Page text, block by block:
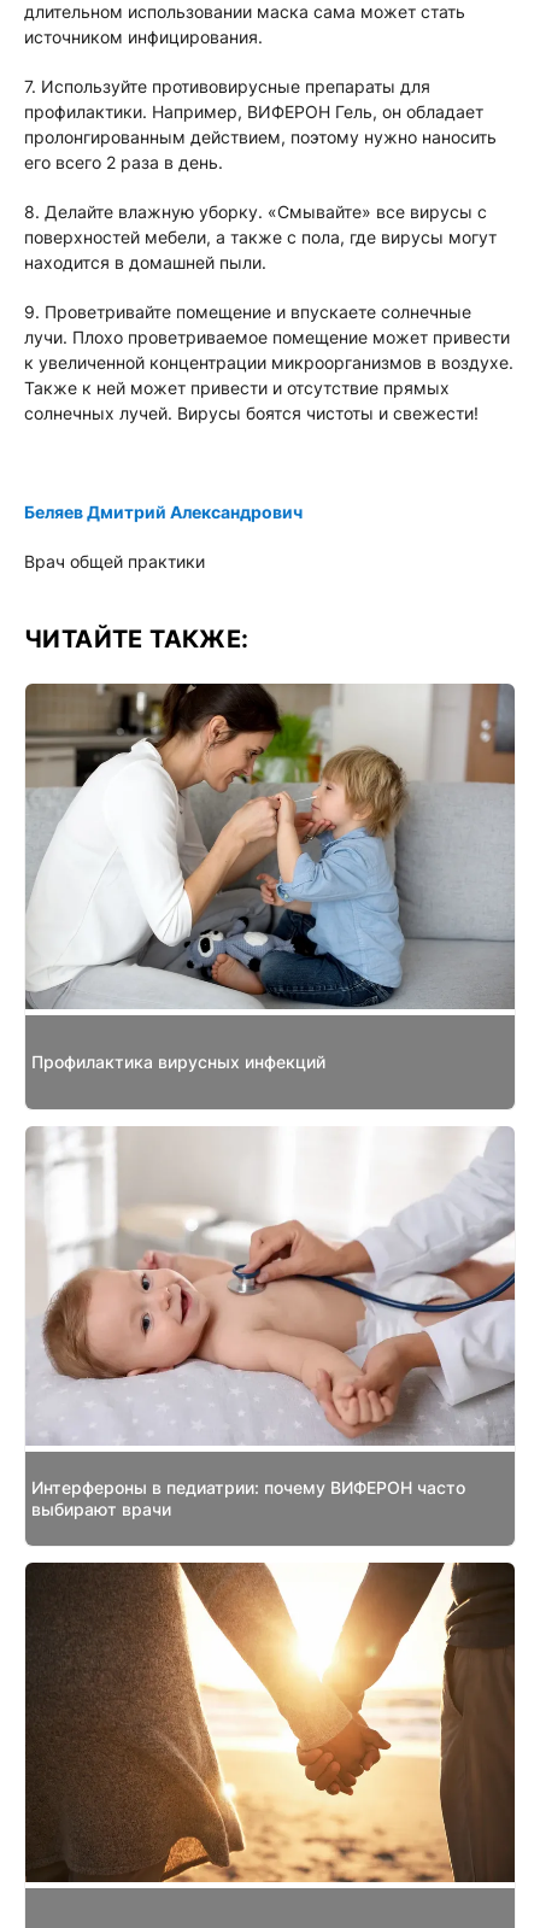
длительном использовании маска сама может стать
источником инфицирования.
7. Используйте противовирусные препараты для
профилактики. Например, ВИФЕРОН Гель, он обладает
пролонгированным действием, поэтому нужно наносить
его всего 2 раза в день.
8. Делайте влажную уборку. «Смывайте» все вирусы с
поверхностей мебели, а также с пола, где вирусы могут
находится в домашней пыли.
9. Проветривайте помещение и впускаете солнечные
лучи. Плохо проветриваемое помещение может привести
к увеличенной концентрации микроорганизмов в воздухе.
Также к ней может привести и отсутствие прямых
солнечных лучей. Вирусы боятся чистоты и свежести!
Беляев Дмитрий Александрович
Врач общей практики
ЧИТАЙТЕ ТАКЖЕ:
Профилактика вирусных инфекций
Интерфероны в педиатрии: почему ВИФЕРОН часто
выбирают врачи